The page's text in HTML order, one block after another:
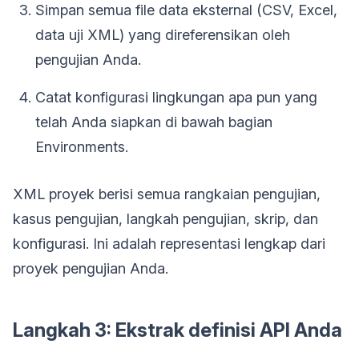
Simpan semua file data eksternal (CSV, Excel,
data uji XML) yang direferensikan oleh
pengujian Anda.
Catat konfigurasi lingkungan apa pun yang
telah Anda siapkan di bawah bagian
Environments.
XML proyek berisi semua rangkaian pengujian,
kasus pengujian, langkah pengujian, skrip, dan
konfigurasi. Ini adalah representasi lengkap dari
proyek pengujian Anda.
Langkah 3: Ekstrak definisi API Anda